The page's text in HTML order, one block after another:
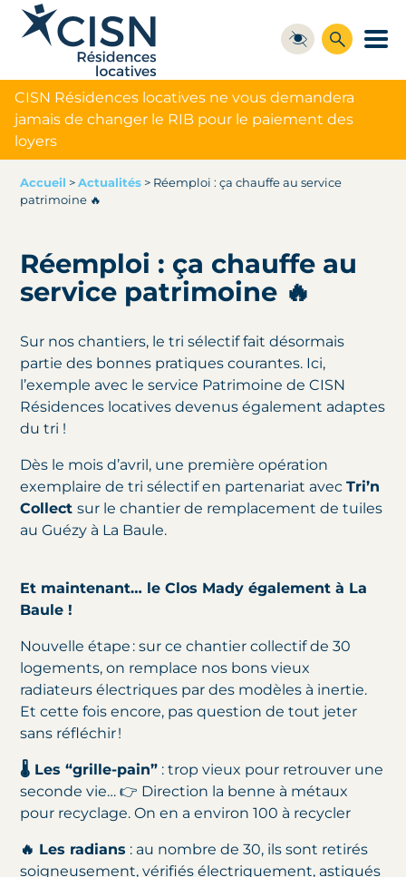
CISN Résidences locatives ne vous demandera
jamais de changer le RIB pour le paiement des
loyers
Accueil >Actualités > Réemploi : ça chauffe au service
patrimoine 🔥
Réemploi : ça chauffe au
service patrimoine 🔥
Sur nos chantiers, le tri sélectif fait désormais
partie des bonnes pratiques courantes. Ici,
l’exemple avec le service Patrimoine de CISN
Résidences locatives devenus également adaptes
du tri !
Dès le mois d’avril, une première opération
exemplaire de tri sélectif en partenariat avecTri’n
Collectsur le chantier de remplacement de tuiles
au Guézy à La Baule.
Et maintenant… le Clos Mady également à La
Baule !
Nouvelle étape : sur ce chantier collectif de 30
logements, on remplace nos bons vieux
radiateurs électriques par des modèles à inertie.
Et cette fois encore, pas question de tout jeter
sans réfléchir !
🌡️ Les “grille-pain” : trop vieux pour retrouver une
seconde vie… 👉 Direction la benne à métaux
pour recyclage. On en a environ 100 à recycler
🔥 Les radians : au nombre de 30, ils sont retirés
soigneusement, vérifiés électriquement, astiqués